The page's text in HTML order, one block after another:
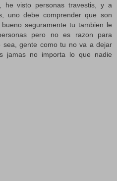
he visto personas travestis, y a
uno debe comprender que son
seguramente tu tambien le
pero no es razon para
sea, gente como tu no va a dejar
jamas no importa lo que nadie